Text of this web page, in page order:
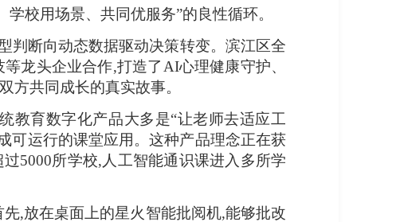
校用场景、共同优服务”的良性循环。
判断向动态数据驱动决策转变。滨江区全
龙头企业合作,打造了AI心理健康守护、
方共同成长的真实故事。
教育数字化产品大多是“让老师去适应工
运行的课堂应用。这种产品理念正在获
5000所学校,人工智能通识课进入多所学
,放在桌面上的星火智能批阅机,能够批改